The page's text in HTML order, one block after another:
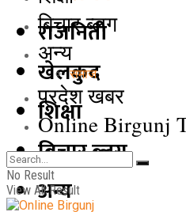
राजनिती
खेलकुद
शिक्षा
बिचार ब्लग
अन्य
बिचार ब्लग
अन्य
समाज
प्रदेश खबर
Online Birgunj
No Result
View All Result